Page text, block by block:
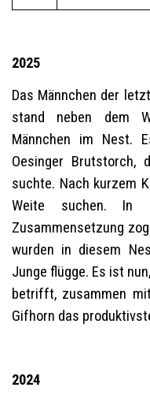
2025
Das Männchen der
stand neben dem
Männchen im Nest.
Oesinger Brutstorch,
suchte. Nach kurzem
Weite suchen. In
Zusammensetzung
wurden in diesem
Junge flügge. Es ist
betrifft, zusammen
Gifhorn das
2024